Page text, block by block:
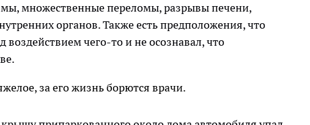
множественные переломы, разрывы печени,
органов. Также есть предположения, что
чего-то и не осознавал, что
за его жизнь борются врачи.